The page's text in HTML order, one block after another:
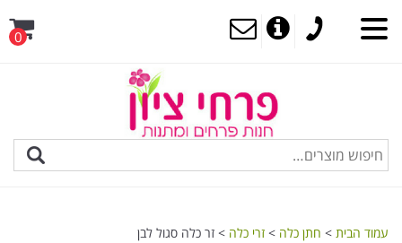
0
עמוד הבית > חתן כלה > זרי כלה > זר כלה סגול לבן